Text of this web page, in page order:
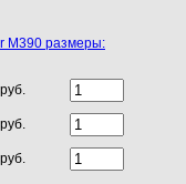
M390 размеры: